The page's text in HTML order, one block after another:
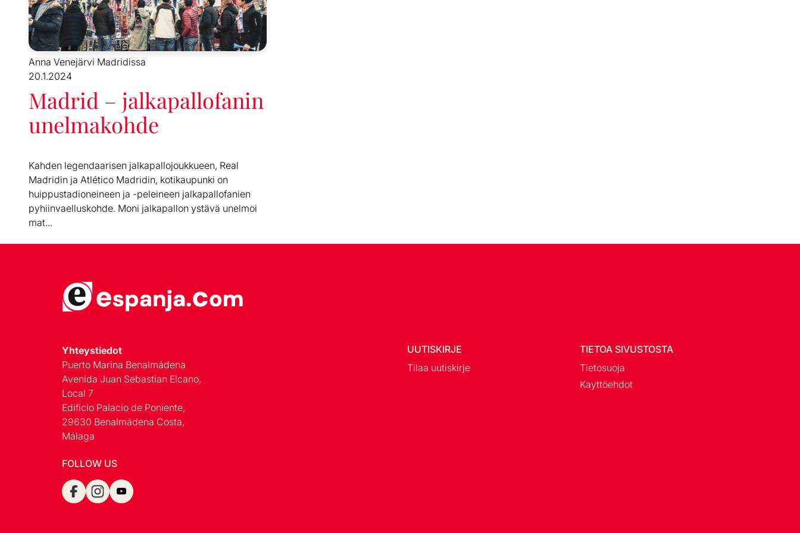
Anna Venejärvi Madridissa
20.1.2024
Madrid – jalkapallofanin
unelmakohde
Kahden legendaarisen jalkapallojoukkueen, Real
Madridin ja Atlético Madridin, kotikaupunki on
huippustadioneineen ja -peleineen jalkapallofanien
pyhiinvaelluskohde. Moni jalkapallon ystävä unelmoi
mat...
Yhteystiedot
Puerto Marina Benalmádena
Avenida Juan Sebastian Elcano,
Local 7
Edificio Palacio de Poniente,
29630 Benalmádena Costa,
Málaga
FOLLOW US
UUTISKIRJE
Tilaa uutiskirje
TIETOA SIVUSTOSTA
Tietosuoja
Kayttöehdot